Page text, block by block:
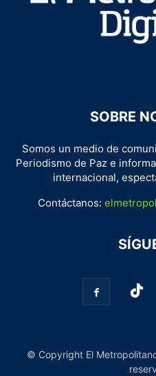
SOBRE
Somos un medio de
Periodismo de Paz e
internacional,
Contáctanos:
© Copyright El